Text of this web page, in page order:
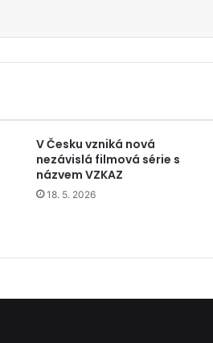
V Česku vzniká nová
nezávislá filmová série s
názvem VZKAZ
18. 5. 2026